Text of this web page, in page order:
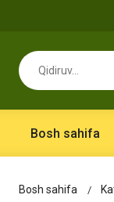
Bosh sahifa
Bosh sahifa